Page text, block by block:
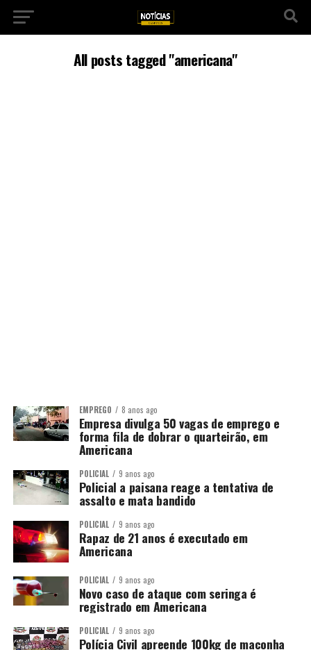
All posts tagged "americana"
EMPREGO 8 anos ago
Empresa divulga 50 vagas de emprego e
forma fila de dobrar o quarteirão, em
Americana
POLICIAL 9 anos ago
Policial a paisana reage a tentativa de
assalto e mata bandido
POLICIAL 9 anos ago
Rapaz de 21 anos é executado em
Americana
POLICIAL 9 anos ago
Novo caso de ataque com seringa é
registrado em Americana
POLICIAL 9 anos ago
Polícia Civil apreende 100kg de maconha